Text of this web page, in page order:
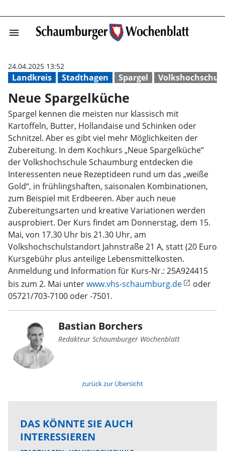
menu Neue
Landkreis Stadthagen Spargel
24.04.2025 13:52
Neue Spargelküche
Spargel kennen die meisten nur klassisch mit
Kartoffeln, Butter, Hollandaise und Schinken oder
Schnitzel. Aber es gibt viel mehr Möglichkeiten der
Zubereitung. In dem Kochkurs „Neue Spargelküche“
der Volkshochschule Schaumburg entdecken die
Interessenten neue Rezeptideen rund um das „weiße
Gold“, in frühlingshaften, saisonalen Kombinationen,
zum Beispiel mit Erdbeeren. Aber auch neue
Zubereitungsarten und kreative Variationen werden
ausprobiert. Der Kurs findet am Donnerstag, dem 15.
Mai, von 17.30 Uhr bis 21.30 Uhr, am
Volkshochschulstandort Jahnstraße 21 A, statt (20 Euro
Kursgebühr plus anteilige Lebensmittelkosten.
Anmeldung und Information für Kurs-Nr.: 25A924415
bis zum 2. Mai unterwww.vhs-schaumburg.de
oder
05721/703-7100 oder -7501.
Bastian Borchers
Redakteur Schaumburger Wochenblatt
zurück zur Übersicht
DAS KÖNNTE SIE AUCH
INTERESSIEREN